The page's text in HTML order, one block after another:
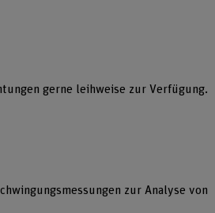
gerne leihweise zur Verfügung.
zur Analyse von